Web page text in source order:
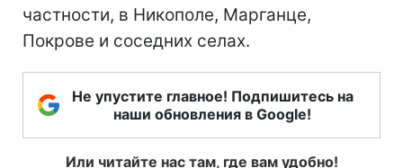
частности, в Никополе, Марганце,
Покрове и соседних селах.
Не упустите главное! Подпишитесь на
наши обновления в Google!
Или читайте нас там, где вам удобно!